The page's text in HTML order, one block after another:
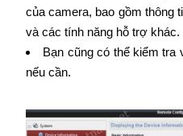
của camera, bao gồm thông
và các tính năng hỗ trợ khác.
Bạn cũng có thể kiểm tra
nếu cần.